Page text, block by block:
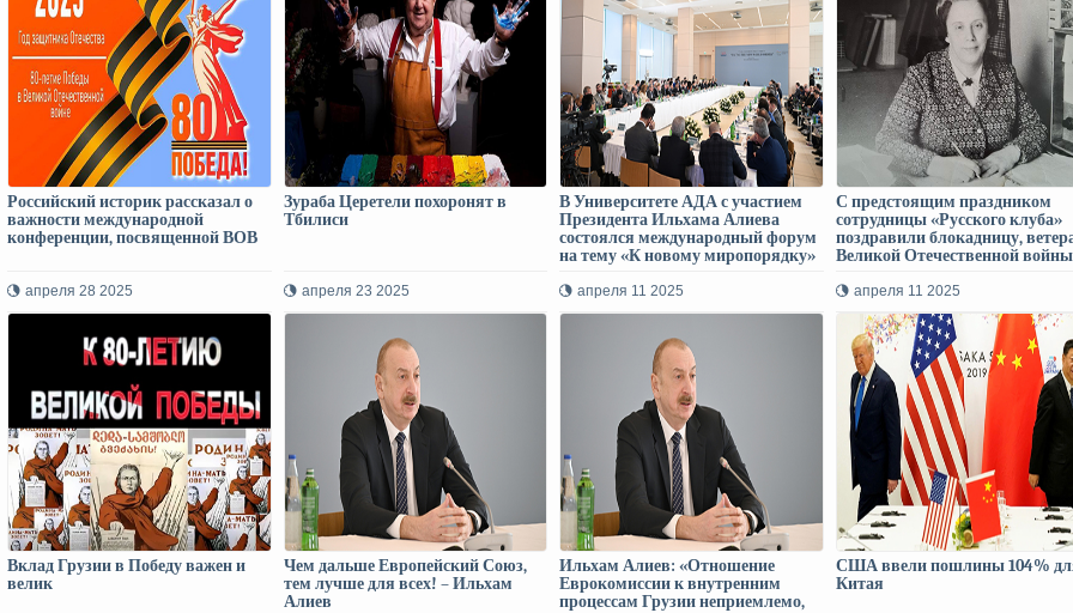
Российский историк рассказал о
важности международной
конференции, посвященной ВОВ
апреля 28 2025
Зураба Церетели похоронят в
Тбилиси
апреля 23 2025
В Университете АДА с участием
Президента Ильхама Алиева
состоялся международный форум
на тему «К новому миропорядку»
апреля 11 2025
С предстоящим праздником
сотрудницы «Русского клуба»
поздравили блокадницу,
Великой Отечественной войны
апреля 11 2025
Вклад Грузии в Победу важен и
велик
Чем дальше Европейский Союз,
тем лучше для всех! – Ильхам
Алиев
Ильхам Алиев: «Отношение
Еврокомиссии к внутренним
процессам Грузии неприемлемо,
США ввели пошлины 104%
Китая